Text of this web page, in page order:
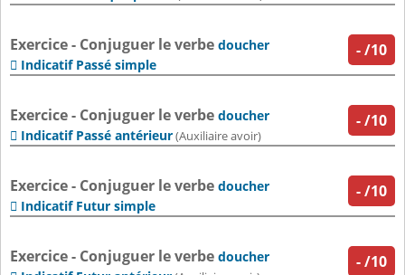
-/10
Exercice - Conjuguer le verbe doucher
 Indicatif Passé simple
-/10
Exercice - Conjuguer le verbe doucher
 Indicatif Passé antérieur(Auxiliaire avoir)
-/10
Exercice - Conjuguer le verbe doucher
 Indicatif Futur simple
-/10
Exercice - Conjuguer le verbe doucher